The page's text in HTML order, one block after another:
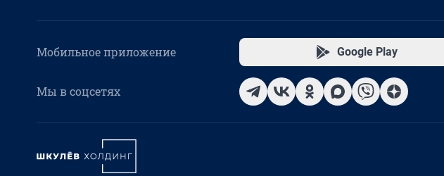
Мобильное приложение Google Play
Мы в соцсетях